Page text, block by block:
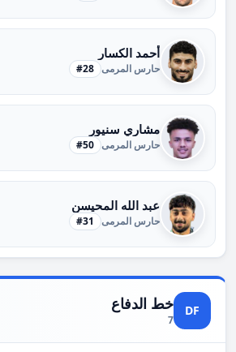
أحمد الكسار
حارس المرمى #28
مشاري سنيور
حارس المرمى #50
عبد الله المحيسن
حارس المرمى #31
DF خط الدفاع
7